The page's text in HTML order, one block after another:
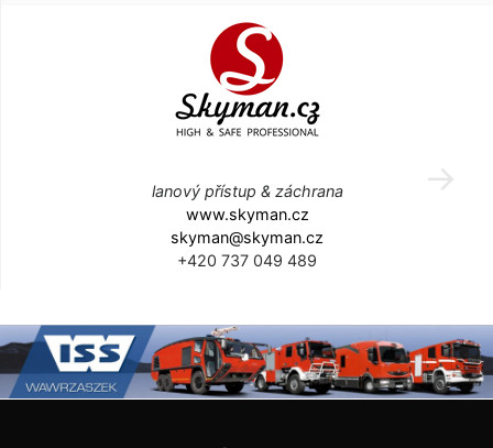
lanový přístup & záchrana
www.skyman.cz
skyman@skyman.cz
+420 737 049 489